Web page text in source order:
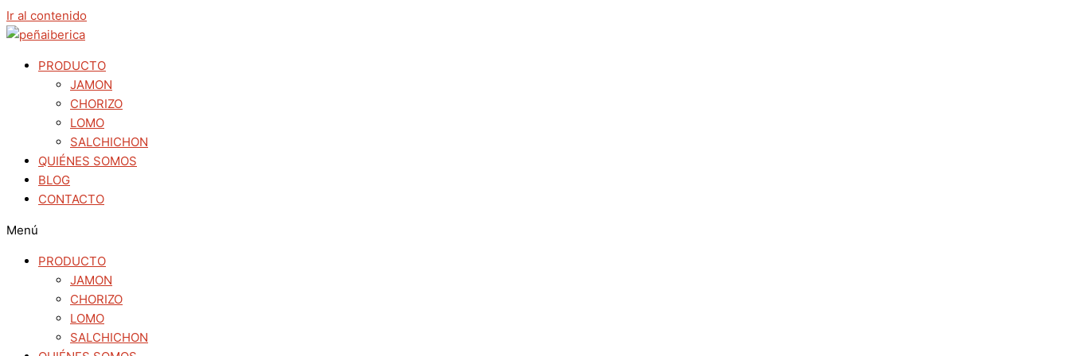
Ir al contenido
PRODUCTO
JAMON
CHORIZO
LOMO
SALCHICHON
QUIÉNES SOMOS
BLOG
CONTACTO
Menú
PRODUCTO
JAMON
CHORIZO
LOMO
SALCHICHON